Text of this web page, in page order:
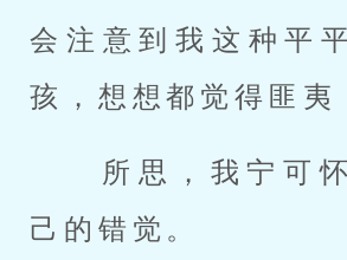
会注意到我这种平
孩，想想都觉得匪夷
己的错觉。